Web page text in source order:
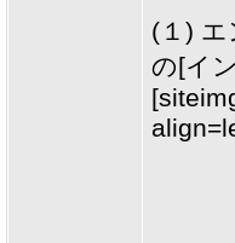
(１)
の[イ